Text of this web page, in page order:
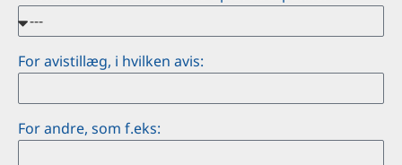
For avistillæg, i hvilken avis:
For andre, som f.eks: